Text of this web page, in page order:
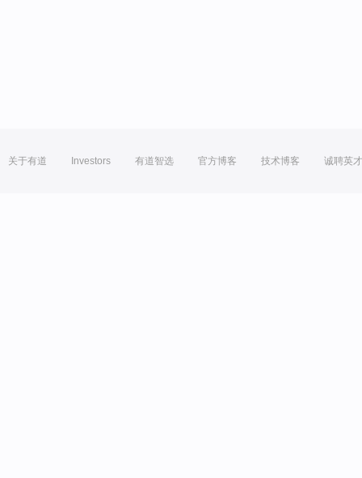
关于有道 Investors 有道智选 官方博客 技术博客 诚聘英才